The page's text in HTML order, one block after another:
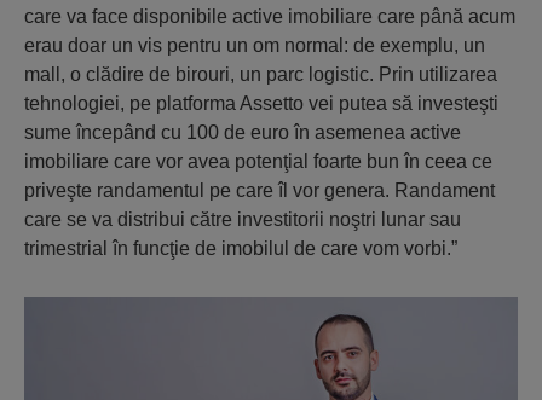
care va face disponibile active imobiliare care până acum
erau doar un vis pentru un om normal: de exemplu, un
mall, o clădire de birouri, un parc logistic. Prin utilizarea
tehnologiei, pe platforma Assetto vei putea să investeşti
sume începând cu 100 de euro în asemenea active
imobiliare care vor avea potenţial foarte bun în ceea ce
priveşte randamentul pe care îl vor genera. Randament
care se va distribui către investitorii noştri lunar sau
trimestrial în funcţie de imobilul de care vom vorbi.”